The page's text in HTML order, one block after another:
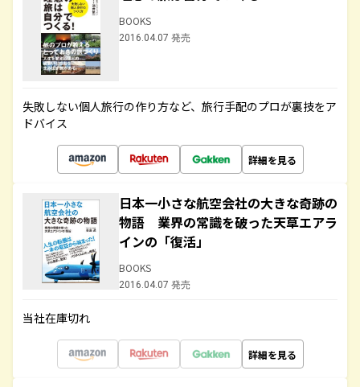
BOOKS
2016.04.07 発売
失敗しない個人旅行の作り方など、旅行手配のプロが裏技をア
ドバイス
詳細を見る
日本一小さな航空会社の大きな奇跡の
物語 業界の常識を破った天草エアラ
インの「復活」
BOOKS
2016.04.07 発売
当社在庫切れ
詳細を見る